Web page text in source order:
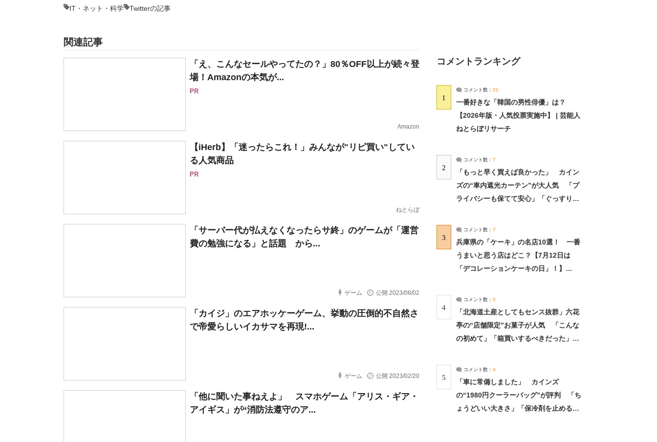
IT・ネット・科学 Twitterの記事
関連記事
「え、こんなセールやってたの？」80％OFF以上が続々登
場！Amazonの本気が...
PR
Amazon
【iHerb】「迷ったらこれ！」みんなが"リピ買い"してい
る人気商品
PR
ねとらぼ
「サーバー代が払えなくなったらサ終」のゲームが「運営
費の勉強になる」と話題 から...
ゲーム 公開 2023/08/02
「カイジ」のエアホッケーゲーム、挙動の圧倒的不自然さ
で帝愛らしいイカサマを再現!...
ゲーム 公開 2023/02/20
「他に聞いた事ねえよ」 スマホゲーム「アリス・ギア・
アイギス」が“消防法遵守のア...
コメントランキング
1
コメント数： 21
一番好きな「韓国の男性俳優」は？
【2026年版・人気投票実施中】 | 芸能人
ねとらぼリサーチ
2
コメント数： 7
「もっと早く買えば良かった」 カイン
ズの“車内遮光カーテン”が大人気 「プ
ライバシーも保てて安心」「ぐっすり眠
3
コメント数： 7
兵庫県の「ケーキ」の名店10選！ 一番
うまいと思う店はどこ？【7月12日は
「デコレーションケーキの日」！】
4
コメント数： 5
「北海道土産としてもセンス抜群」六花
亭の“店舗限定”お菓子が人気 「こんな
の初めて」「箱買いするべきだった」
5
コメント数： 4
「車に常備しました」 カインズ
の“1980円クーラーバッグ”が評判 「ち
ょうどいい大きさ」「保冷剤を止めるベ